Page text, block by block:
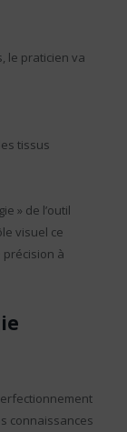
le praticien va
tissus
» de l’outil
visuel ce
à
connaissances